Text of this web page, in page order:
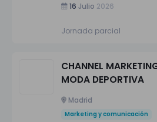
16 Julio 2026
Jornada parcial
CHANNEL
MODA DEPORTIVA
Madrid
Marketing y comunicación